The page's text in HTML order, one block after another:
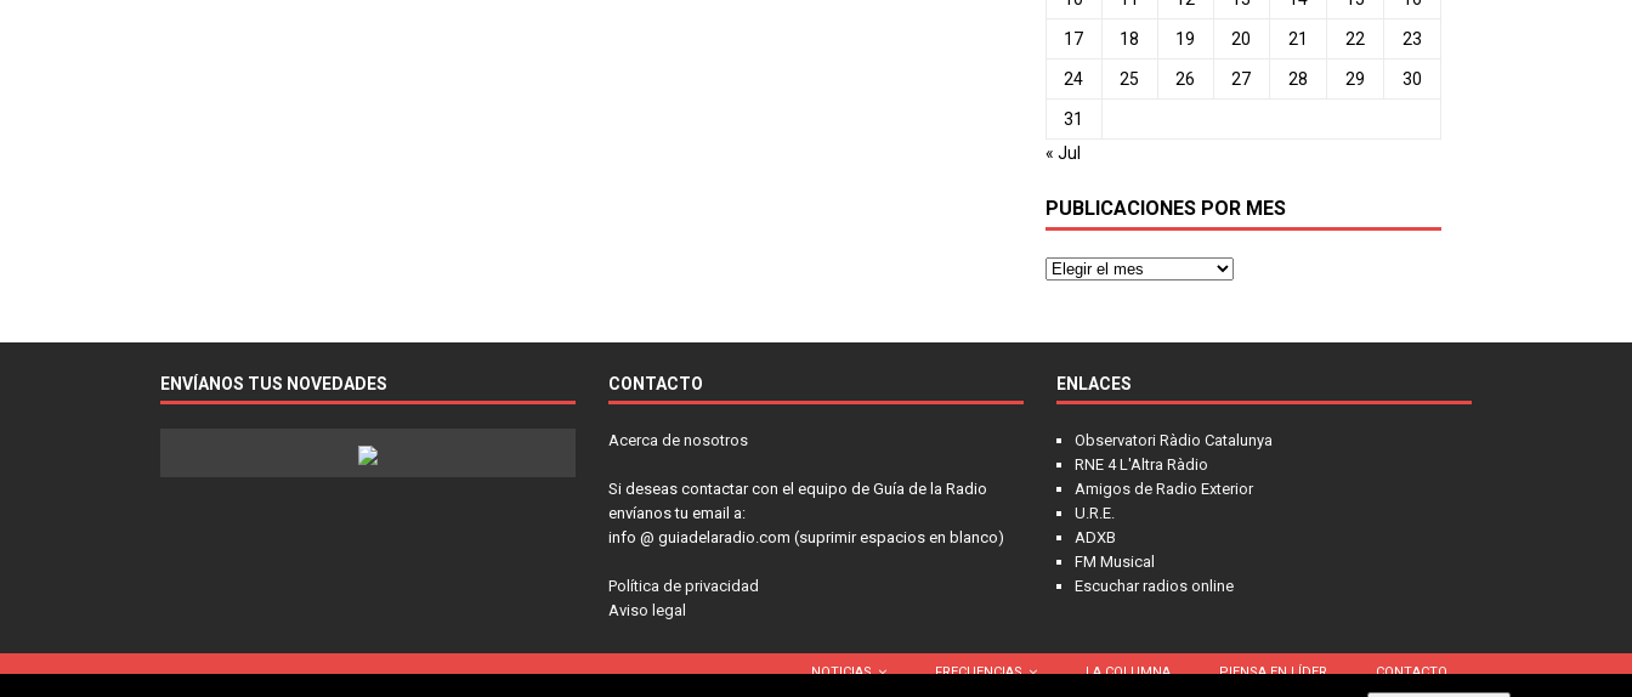
17 18 19 20 21 22 23
24 25 26 27 28 29 30
31
« Jul
PUBLICACIONES POR MES
ENVÍANOS TUS NOVEDADES CONTACTO
Acerca de nosotros
Si deseas contactar con el equipo de Guía de la Radio
envíanos tu email a:
info @ guiadelaradio.com (suprimir espacios en blanco)
Política de privacidad
Aviso legal
ENLACES
Observatori Ràdio Catalunya
RNE 4 L'Altra Ràdio
Amigos de Radio Exterior
U.R.E.
ADXB
FM Musical
Escuchar radios online
NOTICIAS FRECUENCIAS LA COLUMNA PIENSA EN LÍDER CONTACTO